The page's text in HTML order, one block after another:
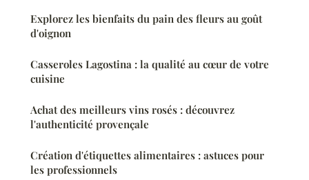
Explorez les bienfaits du pain des fleurs au goût
d'oignon
Casseroles Lagostina : la qualité au cœur de votre
cuisine
Achat des meilleurs vins rosés : découvrez
l'authenticité provençale
Création d'étiquettes alimentaires : astuces pour
les professionnels